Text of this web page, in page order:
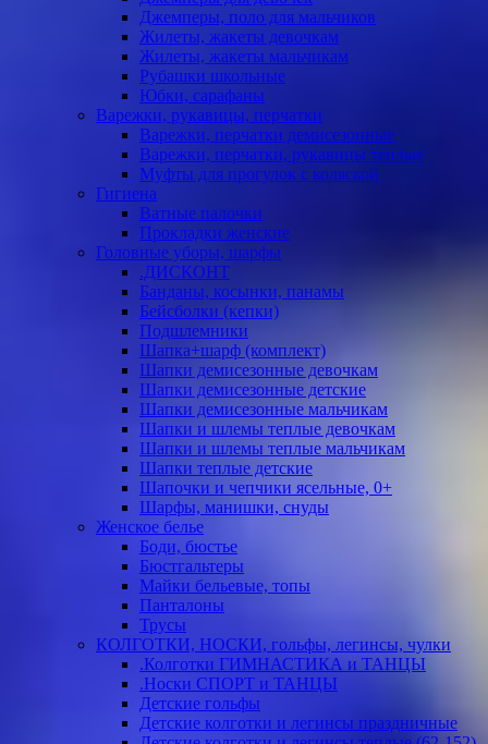
Джемперы, поло для мальчиков
Жилеты, жакеты девочкам
Жилеты, жакеты мальчикам
Рубашки школьные
Юбки, сарафаны
Варежки, рукавицы, перчатки
Варежки, перчатки демисезонные
Варежки, перчатки, рукавицы теплые
Муфты для прогулок с коляской
Гигиена
Ватные палочки
Прокладки женские
Головные уборы, шарфы
.ДИСКОНТ
Банданы, косынки, панамы
Бейсболки (кепки)
Подшлемники
Шапка+шарф (комплект)
Шапки демисезонные девочкам
Шапки демисезонные детские
Шапки демисезонные мальчикам
Шапки и шлемы теплые девочкам
Шапки и шлемы теплые мальчикам
Шапки теплые детские
Шапочки и чепчики ясельные, 0+
Шарфы, манишки, снуды
Женское белье
Боди, бюстье
Бюстгальтеры
Майки бельевые, топы
Панталоны
Трусы
КОЛГОТКИ, НОСКИ, гольфы, легинсы, чулки
.Колготки ГИМНАСТИКА и ТАНЦЫ
.Носки СПОРТ и ТАНЦЫ
Детские гольфы
Детские колготки и легинсы праздничные